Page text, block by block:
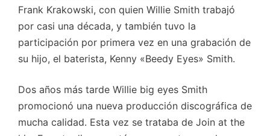
Frank Krakowski, con quien Willie Smith trabajó
por casi una década, y también tuvo la
participación por primera vez en una grabación de
su hijo, el baterista, Kenny «Beedy Eyes» Smith.
Dos años más tarde Willie big eyes Smith
promocionó una nueva producción discográfica de
mucha calidad. Esta vez se trataba de Join at the